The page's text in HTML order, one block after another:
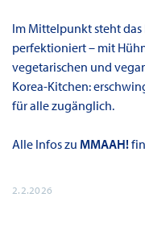
Im Mittelpunkt steht das
perfektioniert – mit
vegetarischen und
Korea-Kitchen:
für alle zugänglich.
Alle Infos zu MMAAH!
2.2.2026